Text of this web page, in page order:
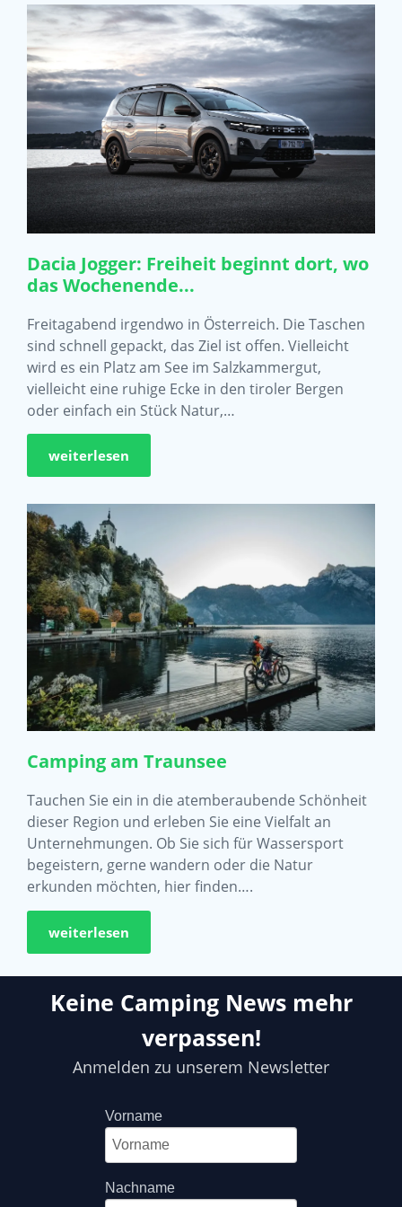
Dacia Jogger: Freiheit beginnt dort, wo
das Wochenende...
Freitagabend irgendwo in Österreich. Die Taschen
sind schnell gepackt, das Ziel ist offen. Vielleicht
wird es ein Platz am See im Salzkammergut,
vielleicht eine ruhige Ecke in den tiroler Bergen
oder einfach ein Stück Natur,…
weiterlesen
Camping am Traunsee
Tauchen Sie ein in die atemberaubende Schönheit
dieser Region und erleben Sie eine Vielfalt an
Unternehmungen. Ob Sie sich für Wassersport
begeistern, gerne wandern oder die Natur
erkunden möchten, hier finden….
weiterlesen
Keine Camping News mehr
verpassen!
Anmelden zu unserem Newsletter
Vorname
Nachname